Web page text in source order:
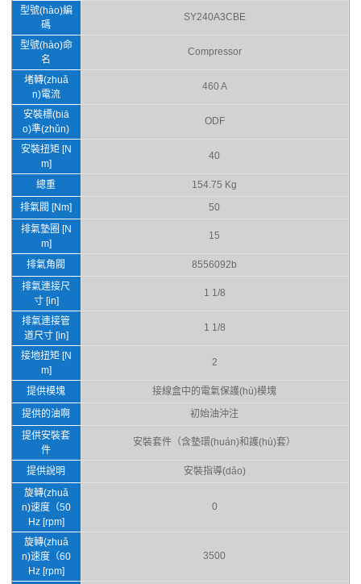
型號(hào)編
碼
SY240A3CBE
型號(hào)命
名
Compressor
堵轉(zhuǎ
n)電流
460 A
安裝標(biā
o)準(zhǔn)
ODF
安裝扭矩 [N
m]
40
總重
154.75 Kg
排氣閥 [Nm]
50
排氣墊圈 [N
m]
15
排氣角閥
8556092b
排氣連接尺
寸 [in]
1 1/8
排氣連接管
道尺寸 [in]
1 1/8
接地扭矩 [N
m]
2
提供模塊
接線盒中的電氣保護(hù)模塊
提供的油啊
初始油沖注
提供安裝套
件
安裝套件（含墊環(huán)和護(hù)套）
提供說明
安裝指導(dǎo)
旋轉(zhuǎ
n)速度（50
Hz [rpm]
0
旋轉(zhuǎ
n)速度（60
Hz [rpm]
3500